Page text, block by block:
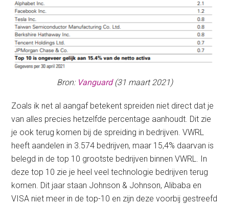
Bron: Vanguard(31 maart 2021)
Zoals ik net al aangaf betekent spreiden niet direct dat je
van alles precies hetzelfde percentage aanhoudt. Dit zie
je ook terug komen bij de spreiding in bedrijven. VWRL
heeft aandelen in 3.574 bedrijven, maar 15,4% daarvan is
belegd in de top 10 grootste bedrijven binnen VWRL. In
deze top 10 zie je heel veel technologie bedrijven terug
komen. Dit jaar staan Johnson & Johnson, Alibaba en
VISA niet meer in de top-10 en zijn deze voorbij gestreefd